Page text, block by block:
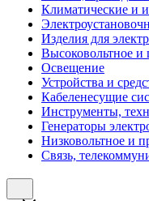
Климатические и
Изделия для
Высоковольтное и
Освещение
Устройства и
Кабеленесущие
Инструменты,
Генераторы
Низковольтное и
Связь,